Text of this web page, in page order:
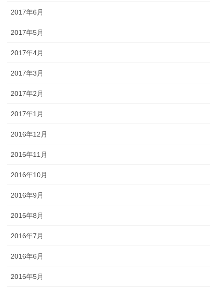
2017年6月
2017年5月
2017年4月
2017年3月
2017年2月
2017年1月
2016年12月
2016年11月
2016年10月
2016年9月
2016年8月
2016年7月
2016年6月
2016年5月